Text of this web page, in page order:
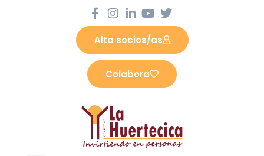
Alta socios/as
Colabora